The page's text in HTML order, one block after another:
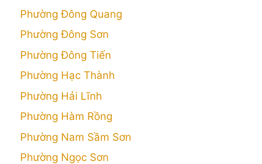
Phường Đông Quang
Phường Đông Sơn
Phường Đông Tiến
Phường Hạc Thành
Phường Hải Lĩnh
Phường Hàm Rồng
Phường Nam Sầm Sơn
Phường Ngọc Sơn